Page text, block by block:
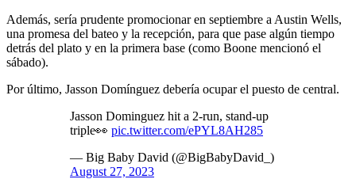
Además, sería prudente promocionar en septiembre a Austin Wells,
una promesa del bateo y la recepción, para que pase algún tiempo
detrás del plato y en la primera base (como Boone mencionó el
sábado).
Por último, Jasson Domínguez debería ocupar el puesto de central.
Jasson Dominguez hit a 2-run, stand-up
triple👀 pic.twitter.com/ePYL8AH285
— Big Baby David (@BigBabyDavid_)
August 27, 2023